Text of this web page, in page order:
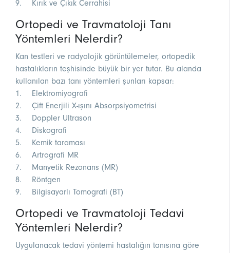
9. Kırık ve Çıkık Cerrahisi
Ortopedi ve Travmatoloji Tanı
Yöntemleri Nelerdir?
Kan testleri ve radyolojik görüntülemeler, ortopedik
hastalıkların teşhisinde büyük bir yer tutar. Bu alanda
kullanılan bazı tanı yöntemleri şunları kapsar:
1. Elektromiyografi
2. Çift Enerjili X-ışını Absorpsiyometrisi
3. Doppler Ultrason
4. Diskografi
5. Kemik taraması
6. Artrografi MR
7. Manyetik Rezonans (MR)
8. Röntgen
9. Bilgisayarlı Tomografi (BT)
Ortopedi ve Travmatoloji Tedavi
Yöntemleri Nelerdir?
Uygulanacak tedavi yöntemi hastalığın tanısına göre